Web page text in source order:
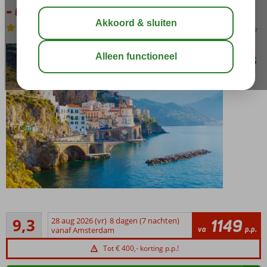
- Costa Toscana
Volpension bewaar
cruise
per 4*+
Costa
9,3Uitstekend
9
beoordelingen
28 aug 2026 (vr) 8 dagen (7 nachten)
vanaf Amsterdam
va 1149 p.p.
Tot € 400,- korting p.p.!